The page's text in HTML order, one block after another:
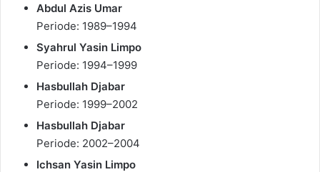
Abdul Azis Umar
Periode: 1989–1994
Syahrul Yasin Limpo
Periode: 1994–1999
Hasbullah Djabar
Periode: 1999–2002
Hasbullah Djabar
Periode: 2002–2004
Ichsan Yasin Limpo